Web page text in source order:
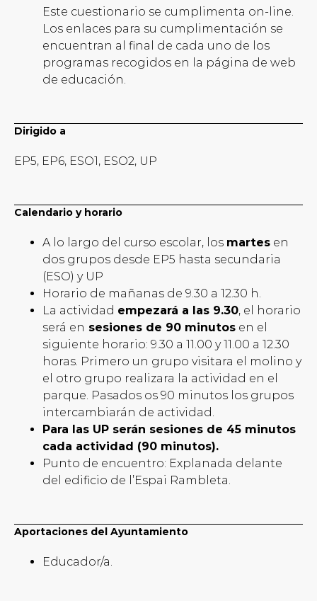
Este cuestionario se cumplimenta on-line.
Los enlaces para su cumplimentación se
encuentran al final de cada uno de los
programas recogidos en la página de web
de educación.
Dirigido a
EP5, EP6, ESO1, ESO2, UP
Calendario y horario
A lo largo del curso escolar, los martes en
dos grupos desde EP5 hasta secundaria
(ESO) y UP
Horario de mañanas de 9.30 a 12.30 h.
La actividad empezará a las 9.30, el horario
será en sesiones de 90 minutos en el
siguiente horario: 9.30 a 11.00 y 11.00 a 12.30
horas. Primero un grupo visitara el molino y
el otro grupo realizara la actividad en el
parque. Pasados os 90 minutos los grupos
intercambiarán de actividad.
Para las UP serán sesiones de 45 minutos
cada actividad (90 minutos).
Punto de encuentro: Explanada delante
del edificio de l’Espai Rambleta.
Aportaciones del Ayuntamiento
Educador/a.